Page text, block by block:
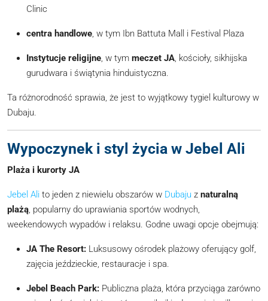
Clinic
centra handlowe, w tym Ibn Battuta Mall i Festival Plaza
Instytucje religijne, w tym meczet JA, kościoły, sikhijska
gurudwara i świątynia hinduistyczna.
Ta różnorodność sprawia, że jest to wyjątkowy tygiel kulturowy w
Dubaju.
Wypoczynek i styl życia w Jebel Ali
Plaża i kurorty JA
Jebel Ali to jeden z niewielu obszarów w Dubaju z naturalną
plażą, popularny do uprawiania sportów wodnych,
weekendowych wypadów i relaksu. Godne uwagi opcje obejmują:
JA The Resort: Luksusowy ośrodek plażowy oferujący golf,
zajęcia jeździeckie, restauracje i spa.
Jebel Beach Park: Publiczna plaża, która przyciąga zarówno